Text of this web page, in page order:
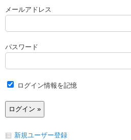
メールアドレス
パスワード
ログイン情報を記憶
新規ユーザー登録